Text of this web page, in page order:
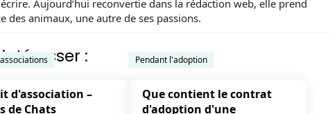
Aujourd’hui reconvertie dans la rédaction web, elle prend
des animaux, une autre de ses passions.
:
d'association –
de Chats
Pendant l'adoption
Que contient le contrat
d'adoption d'une